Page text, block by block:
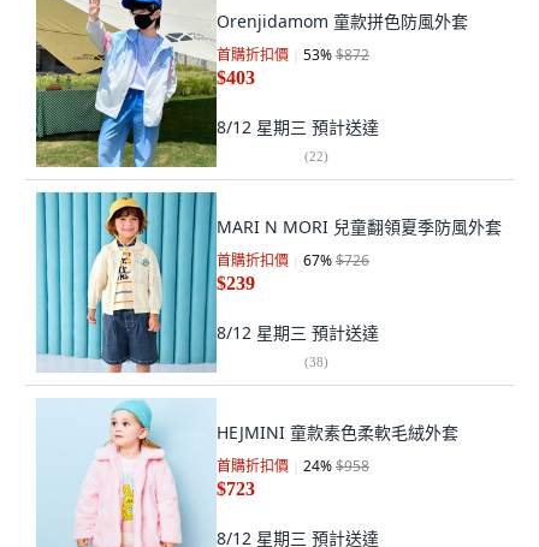
Orenjidamom 童款拼色防風外套
首購折扣價 53%$872
$403
8/12 星期三 預計送達
(22)
MARI N MORI 兒童翻領夏季防風外套
首購折扣價 67%$726
$239
8/12 星期三 預計送達
(38)
HEJMINI 童款素色柔軟毛絨外套
首購折扣價 24%$958
$723
8/12 星期三 預計送達